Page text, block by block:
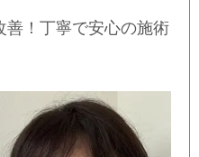
善！丁寧で安心の施術